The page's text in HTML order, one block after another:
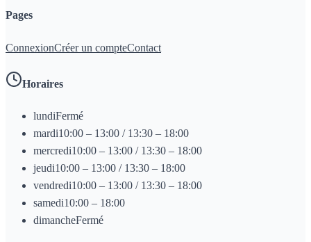
Pages
ConnexionCréer un compteContact
Horaires
lundiFermé
mardi10:00 – 13:00 / 13:30 – 18:00
mercredi10:00 – 13:00 / 13:30 – 18:00
jeudi10:00 – 13:00 / 13:30 – 18:00
vendredi10:00 – 13:00 / 13:30 – 18:00
samedi10:00 – 18:00
dimancheFermé